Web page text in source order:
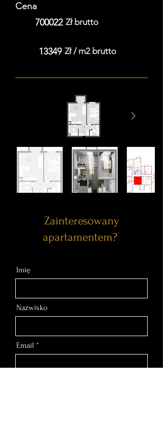
Cena
700022 Zł brutto
13349 Zł / m2 brutto
Zainteresowany
apartamentem?
Imię
Nazwisko
Email